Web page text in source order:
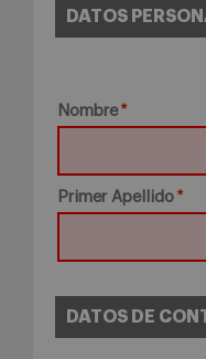
DATOS
Nombre
Primer Apellido
DATOS DE